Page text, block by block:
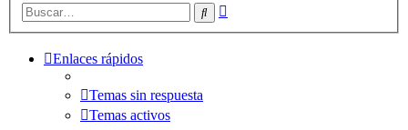
Buscar
Enlaces rápidos
Temas sin respuesta
Temas activos